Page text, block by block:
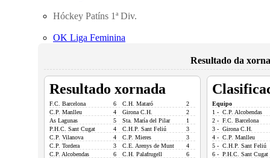
Hóckey Patíns 1ª Div.
OK Liga Feminina
Resultado da
Resultado xornada
F.C. Barcelona 6 C.H. Mataró
2
C.P. Manlleu
4 Girona C.H.
2
As Lagunas
5 Sta. María del Pilar
1
P.H.C. Sant Cugat
4 C.H.P. Sant Feliú
3
C.P. Vilanova
4 C.P. Mieres
3
C.P. Tordera
3 C.E. Arenys de Munt
4
C.P. Alcobendas
6 C.H. Palafrugell 6
Equipo
1 - C.P. Alcobendas
2 - F.C. Barcelona
3 - Girona C.H.
4 - C.P. Manlleu
5 - C.H.P. Sant Feliú
6 - P.H.C. Sant Cugat